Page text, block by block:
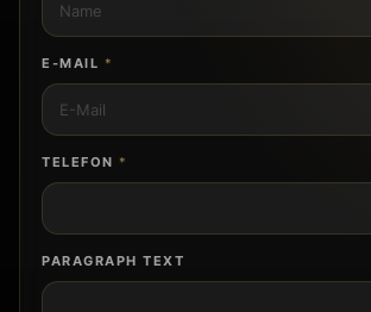
E-MAIL *
TELEFON *
PARAGRAPH TEXT